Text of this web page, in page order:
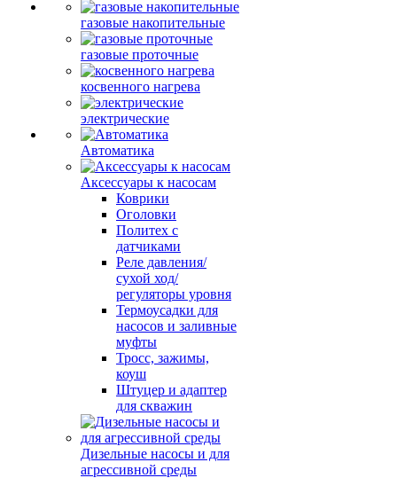
газовые накопительные
газовые проточные
косвенного нагрева
электрические
Автоматика
Аксессуары к насосам
Коврики
Оголовки
Политех с
датчиками
Реле давления/
сухой ход/
регуляторы уровня
Термоусадки для
насосов и заливные
муфты
Тросс, зажимы,
коуш
Штуцер и адаптер
для скважин
Дизельные насосы и для
агрессивной среды